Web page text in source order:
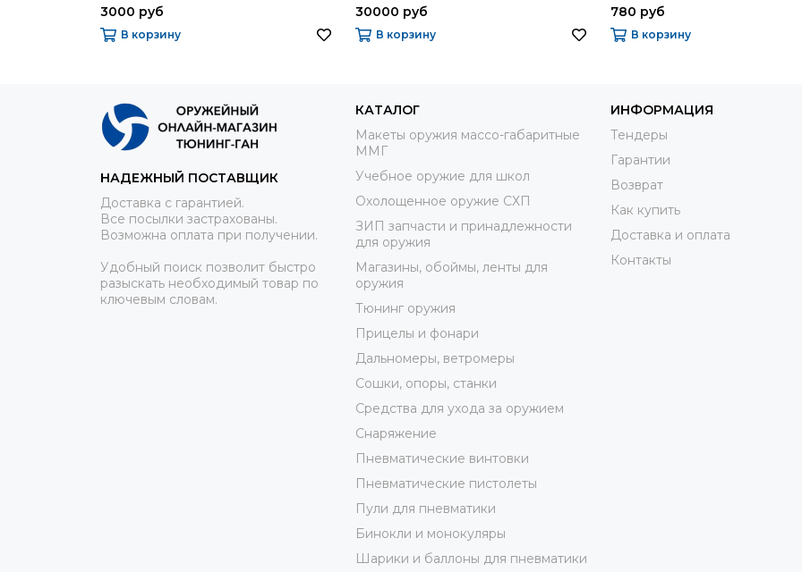
3000 руб
В корзину
Макарова
30000 руб
В корзину
780 руб
В корзину
НАДЕЖНЫЙ ПОСТАВЩИК
Доставка с гарантией.
Все посылки застрахованы.
Возможна оплата при получении.
Удобный поиск позволит быстро
разыскать необходимый товар по
ключевым словам.
КАТАЛОГ
Макеты оружия массо-габаритные
ММГ
Учебное оружие для школ
Охолощенное оружие СХП
ЗИП запчасти и принадлежности
для оружия
Магазины, обоймы, ленты для
оружия
Тюнинг оружия
Прицелы и фонари
Дальномеры, ветромеры
Сошки, опоры, станки
Средства для ухода за оружием
Снаряжение
Пневматические винтовки
Пневматические пистолеты
Пули для пневматики
Бинокли и монокуляры
Шарики и баллоны для пневматики
ИНФОРМАЦИЯ
Тендеры
Гарантии
Возврат
Как купить
Доставка и оплата
Контакты